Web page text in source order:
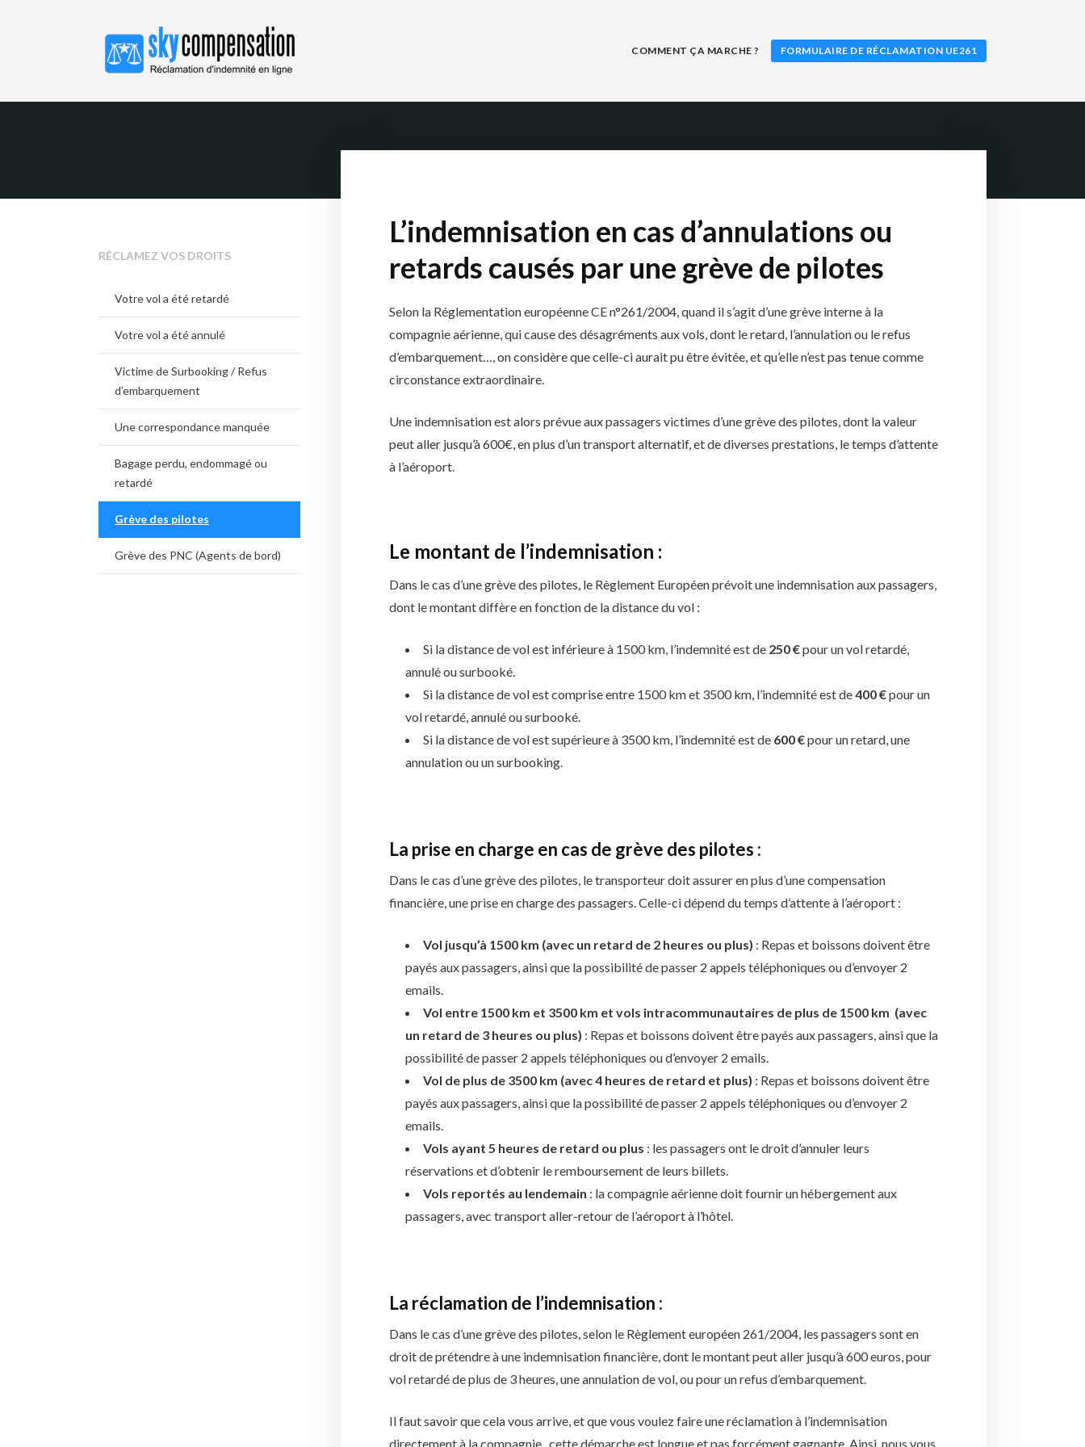
SKYCOMPENSATION FR
COMMENT ÇA MARCHE ? FORMULAIRE DE RÉCLAMATION UE261
L’indemnisation en cas d’annulations ou
retards causés par une grève de pilotes
Selon la Réglementation européenne CE n°261/2004, quand il s’agit d’une grève interne à la
compagnie aérienne, qui cause des désagréments aux vols, dont le retard, l’annulation ou le refus
d’embarquement…, on considère que celle-ci aurait pu être évitée, et qu’elle n’est pas tenue comme
circonstance extraordinaire.
Une indemnisation est alors prévue aux passagers victimes d’une grève des pilotes, dont la valeur
peut aller jusqu’à 600€, en plus d’un transport alternatif, et de diverses prestations, le temps d’attente
à l’aéroport.
Le montant de l’indemnisation :
Dans le cas d’une grève des pilotes, le Règlement Européen prévoit une indemnisation aux passagers,
dont le montant diffère en fonction de la distance du vol :
Si la distance de vol est inférieure à 1500 km, l’indemnité est de 250 €pour un vol retardé,
annulé ou surbooké.
Si la distance de vol est comprise entre 1500 km et 3500 km, l’indemnité est de400 €pour un
vol retardé, annulé ou surbooké.
Si la distance de vol est supérieure à 3500 km, l’indemnité est de 600 €pour un retard, une
annulation ou un surbooking.
La prise en charge en cas de grève des pilotes :
Dans le cas d’une grève des pilotes, le transporteur doit assurer en plus d’une compensation
financière, une prise en charge des passagers. Celle-ci dépend du temps d’attente à l’aéroport :
Vol jusqu’à 1500 km (avec un retard de 2 heures ou plus) : Repas et boissons doivent être
payés aux passagers, ainsi que la possibilité de passer 2 appels téléphoniques ou d’envoyer 2
emails.
Vol entre 1500 km et 3500 km et vols intracommunautaires de plus de 1500 km (avec
un retard de 3 heures ou plus) : Repas et boissons doivent être payés aux passagers, ainsi que la
possibilité de passer 2 appels téléphoniques ou d’envoyer 2 emails.
Vol de plus de 3500 km (avec 4 heures de retard et plus) : Repas et boissons doivent être
payés aux passagers, ainsi que la possibilité de passer 2 appels téléphoniques ou d’envoyer 2
emails.
Vols ayant 5 heures de retard ou plus : les passagers ont le droit d’annuler leurs
réservations et d’obtenir le remboursement de leurs billets.
Vols reportés au lendemain : la compagnie aérienne doit fournir un hébergement aux
passagers, avec transport aller-retour de l’aéroport à l’hôtel.
La réclamation de l’indemnisation :
Dans le cas d’une grève des pilotes, selon le Règlement européen 261/2004, les passagers sont en
droit de prétendre à une indemnisation financière, dont le montant peut aller jusqu’à 600 euros, pour
vol retardé de plus de 3 heures, une annulation de vol, ou pour un refus d’embarquement.
Il faut savoir que cela vous arrive, et que vous voulez faire une réclamation à l’indemnisation
directement à la compagnie, cette démarche est longue et pas forcément gagnante. Ainsi, nous vous
RÉCLAMEZ VOS DROITS
Votre vol a été retardé
Votre vol a été annulé
Victime de Surbooking / Refus
d’embarquement
Une correspondance manquée
Bagage perdu, endommagé ou
retardé
Grève des pilotes
Grève des PNC (Agents de bord)